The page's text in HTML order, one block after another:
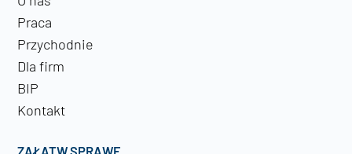
Praca
Przychodnie
Dla firm
BIP
Kontakt
ZAŁATW SPRAWĘ